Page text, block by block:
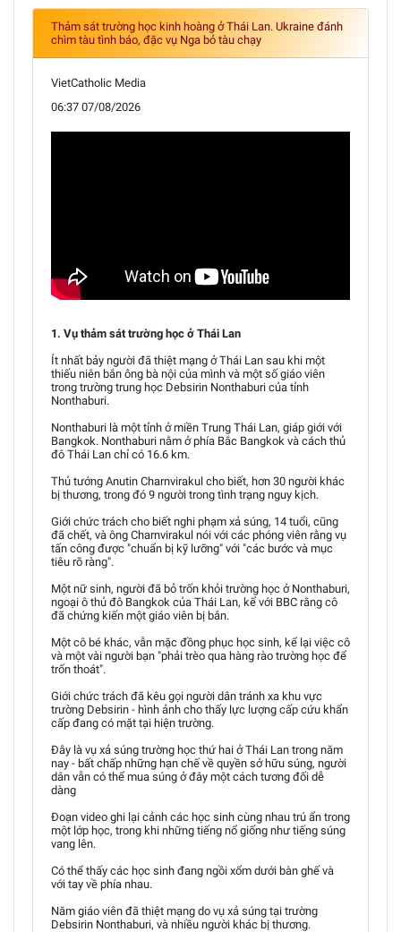
Thảm sát trường học kinh hoàng ở Thái Lan. Ukraine đánh
chìm tàu tình báo, đặc vụ Nga bỏ tàu chạy
VietCatholic Media
06:37 07/08/2026
1. Vụ thảm sát trường học ở Thái Lan
Ít nhất bảy người đã thiệt mạng ở Thái Lan sau khi một
thiếu niên bắn ông bà nội của mình và một số giáo viên
trong trường trung học Debsirin Nonthaburi của tỉnh
Nonthaburi.
Nonthaburi là một tỉnh ở miền Trung Thái Lan, giáp giới với
Bangkok. Nonthaburi nằm ở phía Bắc Bangkok và cách thủ
đô Thái Lan chỉ có 16.6 km.
Thủ tướng Anutin Charnvirakul cho biết, hơn 30 người khác
bị thương, trong đó 9 người trong tình trạng nguy kịch.
Giới chức trách cho biết nghi phạm xả súng, 14 tuổi, cũng
đã chết, và ông Charnvirakul nói với các phóng viên rằng vụ
tấn công được "chuẩn bị kỹ lưỡng" với "các bước và mục
tiêu rõ ràng".
Một nữ sinh, người đã bỏ trốn khỏi trường học ở Nonthaburi,
ngoại ô thủ đô Bangkok của Thái Lan, kể với BBC rằng cô
đã chứng kiến một giáo viên bị bắn.
Một cô bé khác, vẫn mặc đồng phục học sinh, kể lại việc cô
và một vài người bạn "phải trèo qua hàng rào trường học để
trốn thoát".
Giới chức trách đã kêu gọi người dân tránh xa khu vực
trường Debsirin - hình ảnh cho thấy lực lượng cấp cứu khẩn
cấp đang có mặt tại hiện trường.
Đây là vụ xả súng trường học thứ hai ở Thái Lan trong năm
nay - bất chấp những hạn chế về quyền sở hữu súng, người
dân vẫn có thể mua súng ở đây một cách tương đối dễ
dàng
Đoạn video ghi lại cảnh các học sinh cùng nhau trú ẩn trong
một lớp học, trong khi những tiếng nổ giống như tiếng súng
vang lên.
Có thể thấy các học sinh đang ngồi xổm dưới bàn ghế và
với tay về phía nhau.
Năm giáo viên đã thiệt mạng do vụ xả súng tại trường
Debsirin Nonthaburi, và nhiều người khác bị thương.